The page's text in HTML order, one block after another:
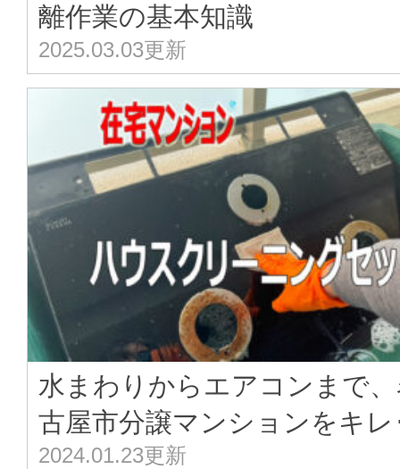
離作業の基本知識
2025.03.03更新
水まわりからエアコンまで
古屋市分譲マンションをキレ
2024.01.23更新